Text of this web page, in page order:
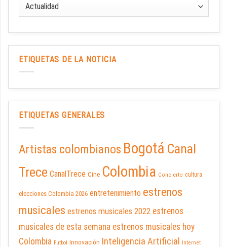
ETIQUETAS DE LA NOTICIA
ETIQUETAS GENERALES
Artistas colombianos Bogotá Canal
Trece CanalTrece Cine Colombia Concierto cultura
elecciones Colombia 2026 entretenimiento estrenos
musicales estrenos musicales 2022 estrenos
musicales de esta semana estrenos musicales hoy
Colombia Futbol Innovación Inteligencia Artificial Internet